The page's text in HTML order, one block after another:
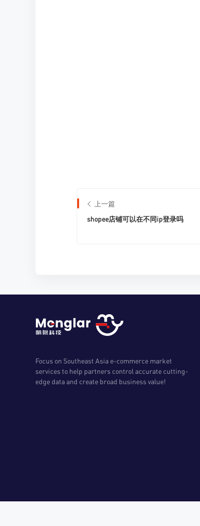
上一篇
shopee店铺可以在不同ip登录吗
Focus on Southeast Asia e-commerce market
services to help partners control accurate cutting-
edge data and create broad business value!